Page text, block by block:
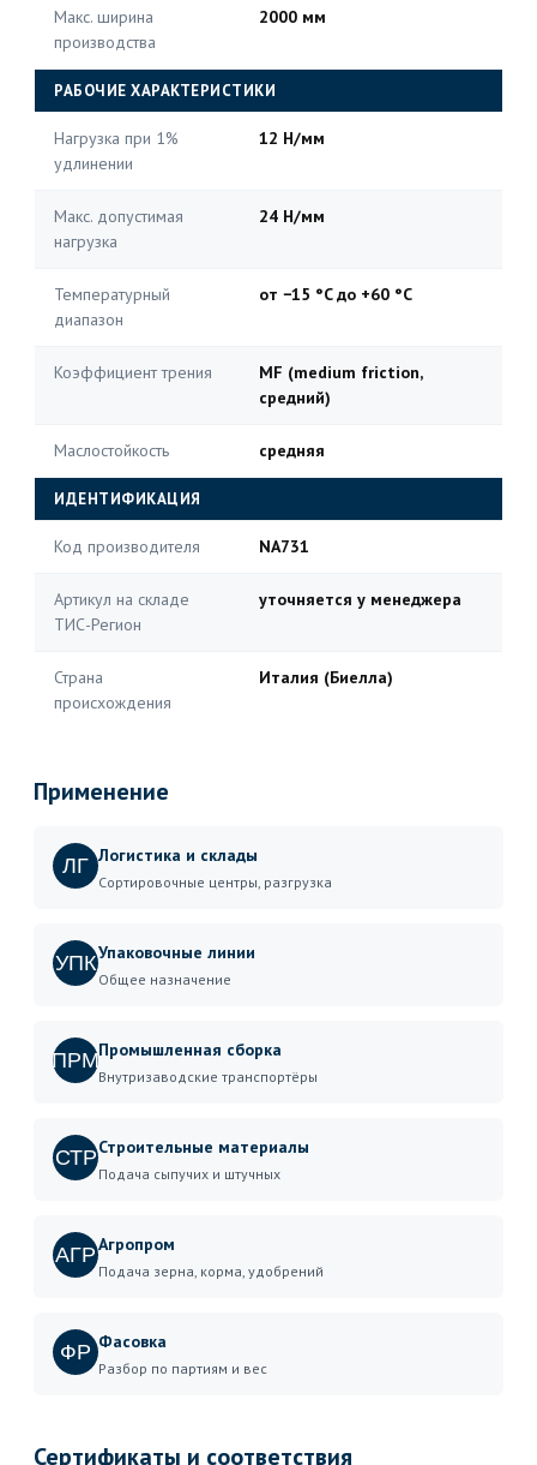
Макс. ширина
производства
2000 мм
РАБОЧИЕ ХАРАКТЕРИСТИКИ
Нагрузка при 1%
удлинении
12 Н/мм
Макс. допустимая
нагрузка
24 Н/мм
Температурный
диапазон
от −15 °C до +60 °C
Коэффициент трения
MF (medium friction,
средний)
Маслостойкость средняя
ИДЕНТИФИКАЦИЯ
Код производителя NA731
Артикул на складе
ТИС-Регион
уточняется у менеджера
Страна
происхождения
Италия (Биелла)
Применение
ЛГ Логистика и склады
Сортировочные центры, разгрузка
УПКУпаковочные линии
Общее назначение
ПРМПромышленная сборка
Внутризаводские транспортёры
СТРСтроительные материалы
Подача сыпучих и штучных
АГРАгропром
Подача зерна, корма, удобрений
ФР Фасовка
Разбор по партиям и вес
Сертификаты и соответствия